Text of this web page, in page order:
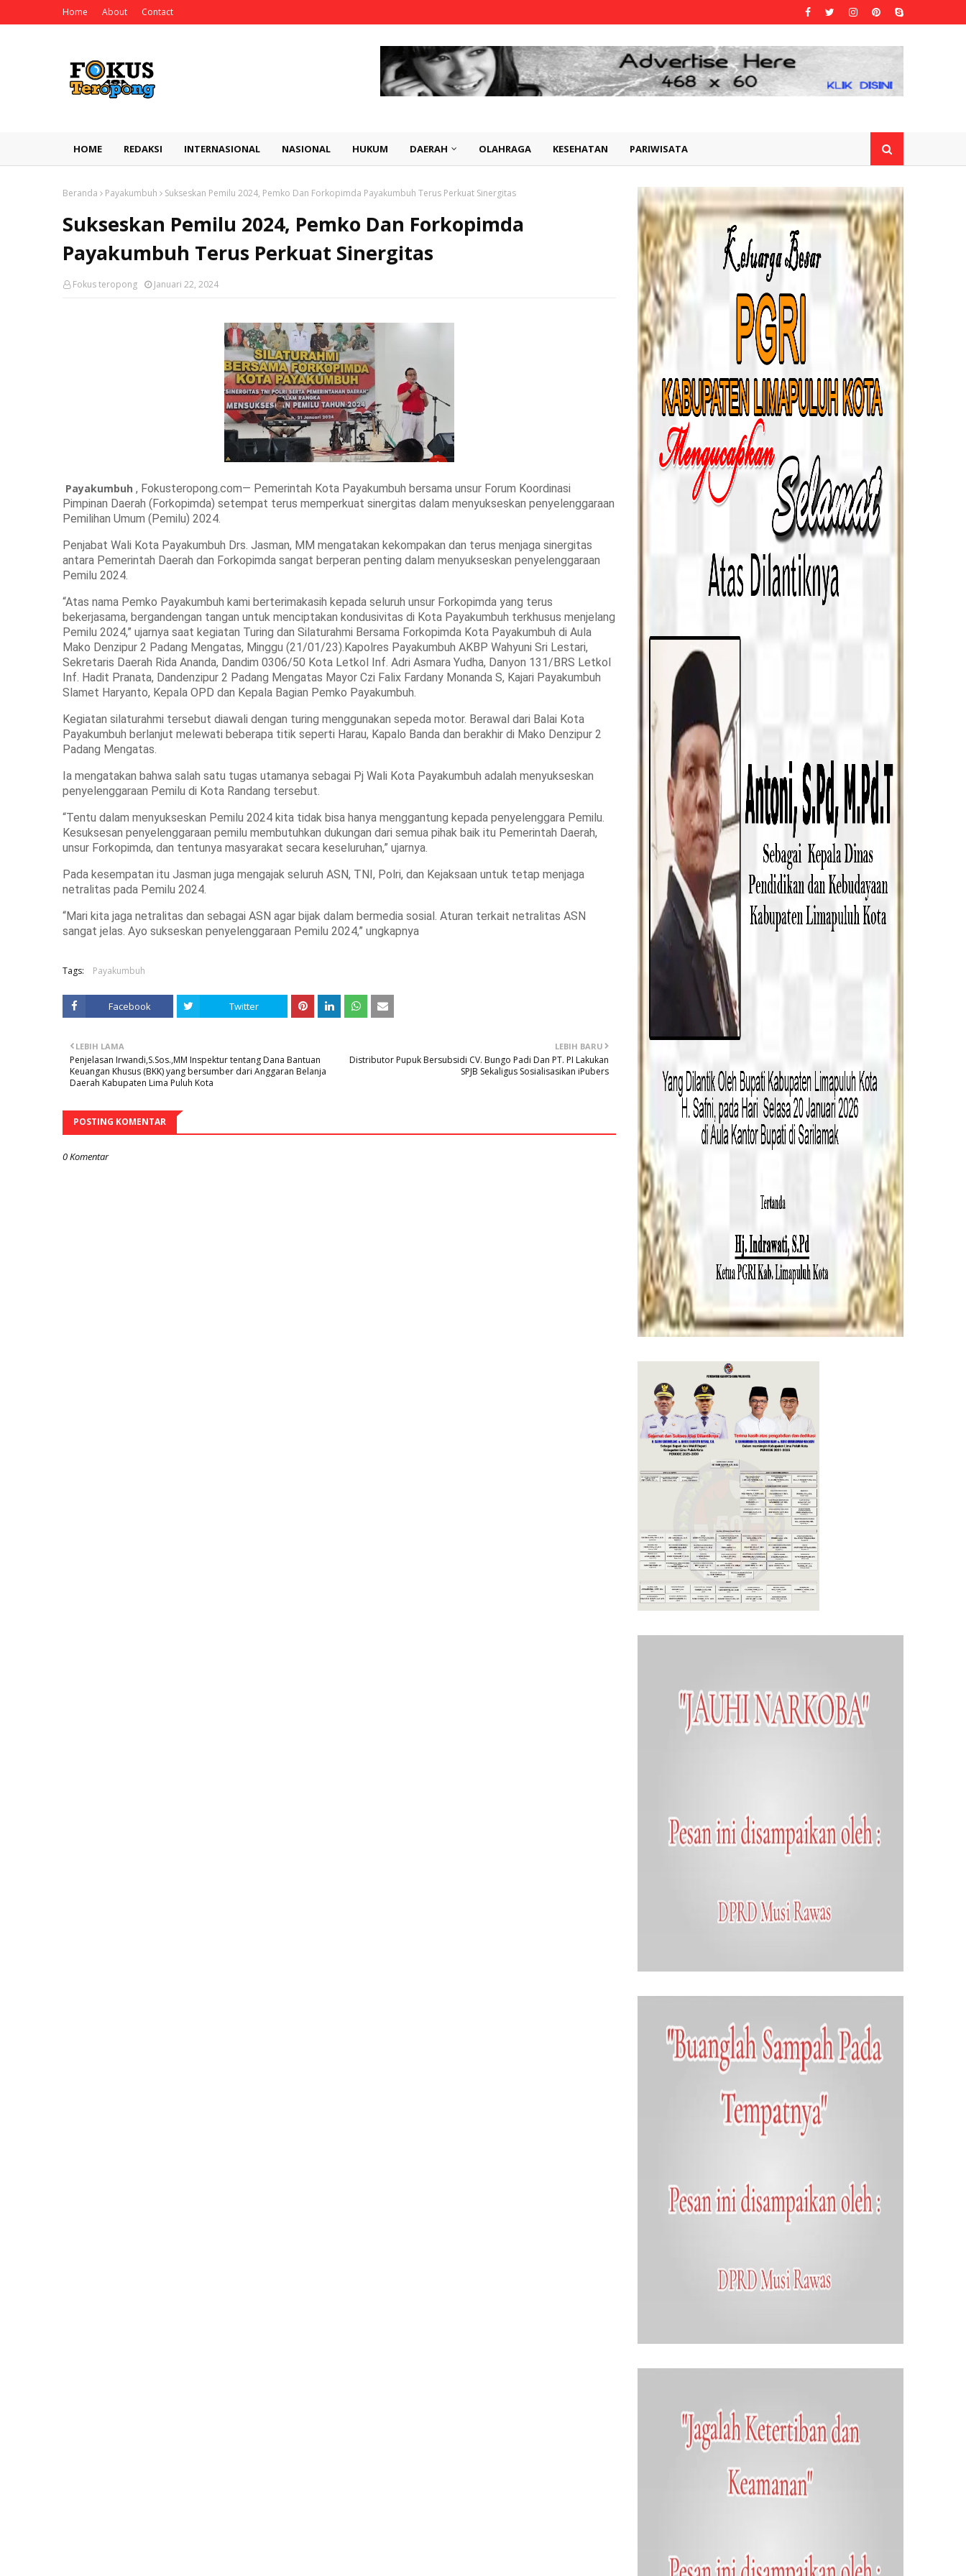
Home About Contact
HOME REDAKSI INTERNASIONAL NASIONAL HUKUM DAERAH OLAHRAGA KESEHATAN PARIWISATA
Beranda Payakumbuh Sukseskan Pemilu 2024, Pemko Dan Forkopimda Payakumbuh Terus Perkuat Sinergitas
Sukseskan Pemilu 2024, Pemko Dan Forkopimda
Payakumbuh Terus Perkuat Sinergitas
Fokus teropong Januari 22, 2024
Payakumbuh , Fokusteropong.com— Pemerintah Kota Payakumbuh bersama unsur Forum Koordinasi
Pimpinan Daerah (Forkopimda) setempat terus memperkuat sinergitas dalam menyukseskan penyelenggaraan
Pemilihan Umum (Pemilu) 2024.
Penjabat Wali Kota Payakumbuh Drs. Jasman, MM mengatakan kekompakan dan terus menjaga sinergitas
antara Pemerintah Daerah dan Forkopimda sangat berperan penting dalam menyukseskan penyelenggaraan
Pemilu 2024.
“Atas nama Pemko Payakumbuh kami berterimakasih kepada seluruh unsur Forkopimda yang terus
bekerjasama, bergandengan tangan untuk menciptakan kondusivitas di Kota Payakumbuh terkhusus menjelang
Pemilu 2024,” ujarnya saat kegiatan Turing dan Silaturahmi Bersama Forkopimda Kota Payakumbuh di Aula
Mako Denzipur 2 Padang Mengatas, Minggu (21/01/23).Kapolres Payakumbuh AKBP Wahyuni Sri Lestari,
Sekretaris Daerah Rida Ananda, Dandim 0306/50 Kota Letkol Inf. Adri Asmara Yudha, Danyon 131/BRS Letkol
Inf. Hadit Pranata, Dandenzipur 2 Padang Mengatas Mayor Czi Falix Fardany Monanda S, Kajari Payakumbuh
Slamet Haryanto, Kepala OPD dan Kepala Bagian Pemko Payakumbuh.
Kegiatan silaturahmi tersebut diawali dengan turing menggunakan sepeda motor. Berawal dari Balai Kota
Payakumbuh berlanjut melewati beberapa titik seperti Harau, Kapalo Banda dan berakhir di Mako Denzipur 2
Padang Mengatas.
Ia mengatakan bahwa salah satu tugas utamanya sebagai Pj Wali Kota Payakumbuh adalah menyukseskan
penyelenggaraan Pemilu di Kota Randang tersebut.
“Tentu dalam menyukseskan Pemilu 2024 kita tidak bisa hanya menggantung kepada penyelenggara Pemilu.
Kesuksesan penyelenggaraan pemilu membutuhkan dukungan dari semua pihak baik itu Pemerintah Daerah,
unsur Forkopimda, dan tentunya masyarakat secara keseluruhan,” ujarnya.
Pada kesempatan itu Jasman juga mengajak seluruh ASN, TNI, Polri, dan Kejaksaan untuk tetap menjaga
netralitas pada Pemilu 2024.
“Mari kita jaga netralitas dan sebagai ASN agar bijak dalam bermedia sosial. Aturan terkait netralitas ASN
sangat jelas. Ayo sukseskan penyelenggaraan Pemilu 2024,” ungkapnya
Tags: Payakumbuh
Facebook Twitter
LEBIH BARU
Distributor Pupuk Bersubsidi CV. Bungo Padi Dan PT. PI Lakukan
SPJB Sekaligus Sosialisasikan iPubers
LEBIH LAMA
Penjelasan Irwandi,S.Sos.,MM Inspektur tentang Dana Bantuan
Keuangan Khusus (BKK) yang bersumber dari Anggaran Belanja
Daerah Kabupaten Lima Puluh Kota
POSTING KOMENTAR
0 Komentar